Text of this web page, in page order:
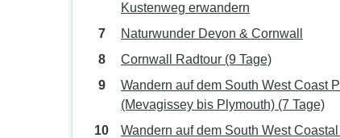
Kustenweg erwandern
Naturwunder Devon & Cornwall
Cornwall Radtour (9 Tage)
Wandern auf dem South West Coast
(Mevagissey bis Plymouth) (7 Tage)
Wandern auf dem South West